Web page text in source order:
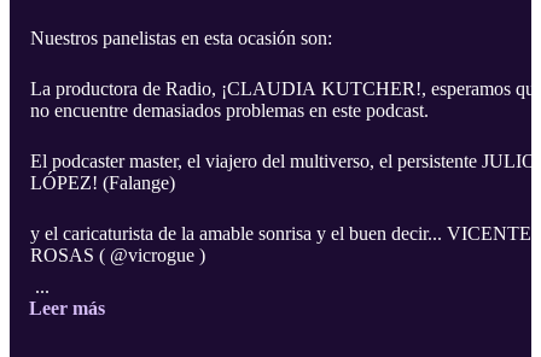
Nuestros panelistas en esta ocasión son:
La productora de Radio, ¡CLAUDIA KUTCHER!, esperamos
no encuentre demasiados problemas en este podcast.
El podcaster master, el viajero del multiverso, el persistente JULIO
LÓPEZ! (Falange)
y el caricaturista de la amable sonrisa y el buen decir... VICENTE
ROSAS ( @vicrogue )
...
Leer más